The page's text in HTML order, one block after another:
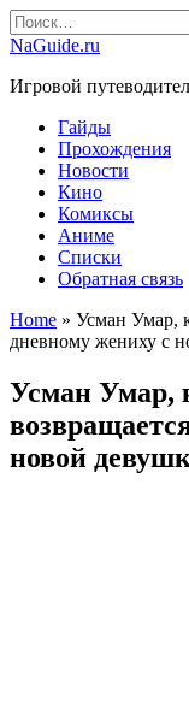
Перейти
к
Search
for:
NaGuide.ru
Игровой
Гайды
Прохождения
Новости
Кино
Комиксы
Аниме
Списки
Обратная связь
Home » Усман Умар,
дневному жениху с
Усман Умар,
новой